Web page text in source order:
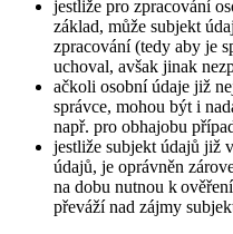
jestliže pro zpracování
základ, může subjekt
zpracování (tedy aby je
uchoval, avšak jinak
ačkoli osobní údaje již
správce, mohou být i
např. pro obhajobu
jestliže subjekt údajů již
údajů, je oprávněn
na dobu nutnou k
převáží nad zájmy